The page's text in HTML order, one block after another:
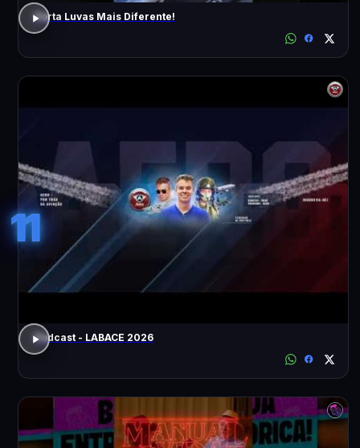
Porta Luvas Mais Diferente!
11
Podcast - LABACE 2026